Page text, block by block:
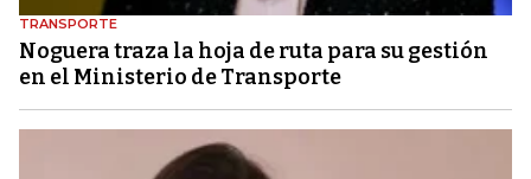
TRANSPORTE
Noguera traza la hoja de ruta para su gestión
en el Ministerio de Transporte